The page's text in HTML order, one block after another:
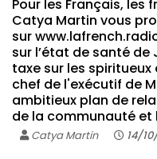
Pour les Français,
Catya Martin vous
sur
sur l’état de santé de
taxe sur les
chef de l'exécutif de
ambitieux plan de
de la communauté et
Catya Martin 14/